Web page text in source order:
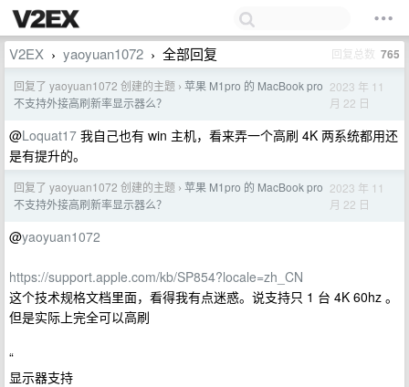
V2EX › yaoyuan1072 › 全部回复 回复总数 765
回复了 yaoyuan1072 创建的主题 › 苹果 M1pro 的 MacBook pro
不支持外接高刷新率显示器么？
2023 年 11
月 22 日
@Loquat17 我自己也有 win 主机，看来弄一个高刷 4K 两系统都用还
是有提升的。
回复了 yaoyuan1072 创建的主题 › 苹果 M1pro 的 MacBook pro
不支持外接高刷新率显示器么？
2023 年 11
月 22 日
@yaoyuan1072
https://support.apple.com/kb/SP854?locale=zh_CN
这个技术规格文档里面，看得我有点迷惑。说支持只 1 台 4K 60hz 。
但是实际上完全可以高刷
“
显示器支持